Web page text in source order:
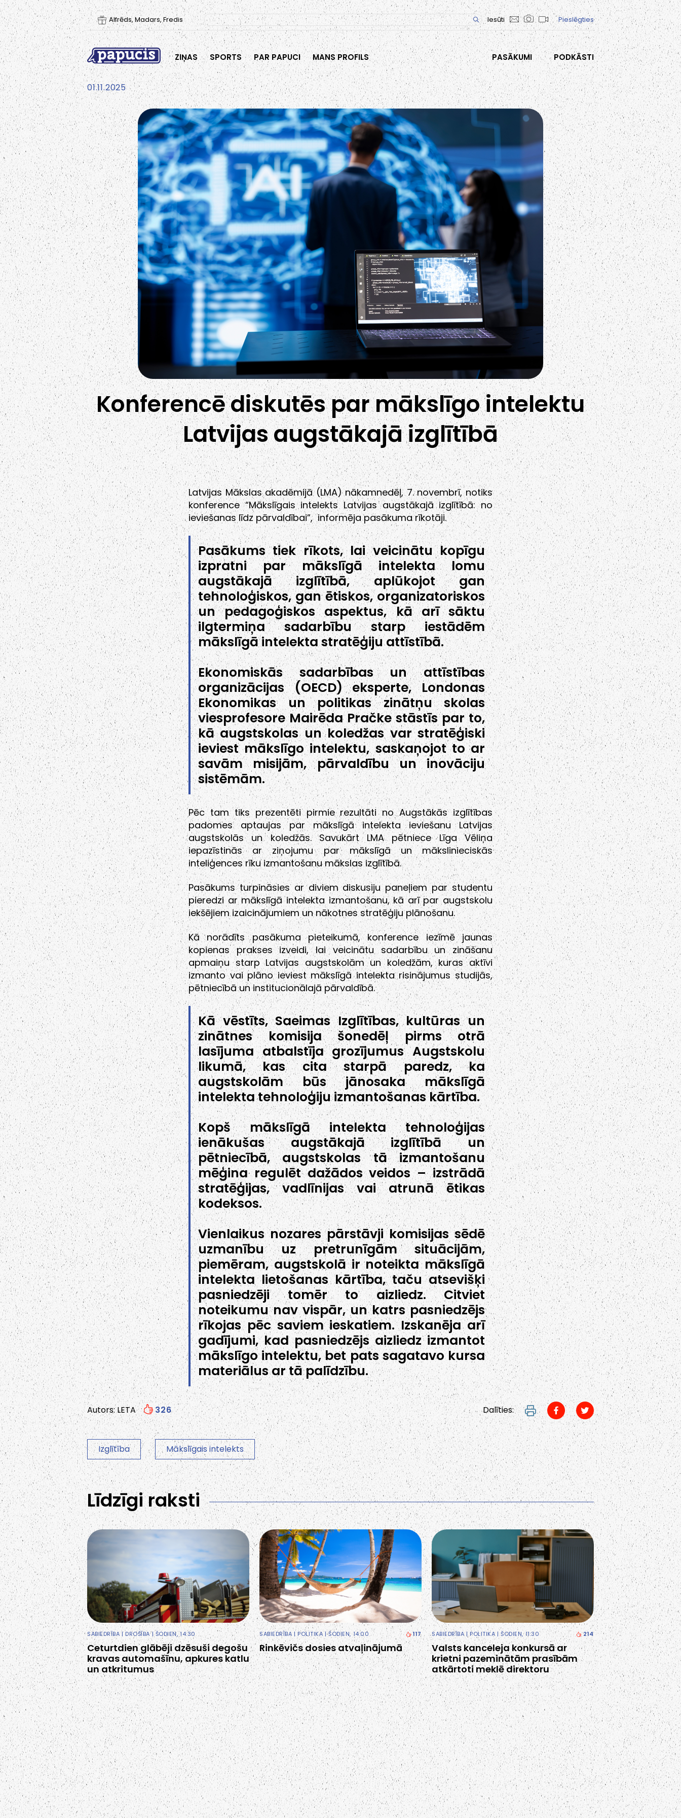
Alfrēds, Madars, Fredis Iesūti Pieslēgties
ZIŅAS SPORTS PAR PAPUCI MANS PROFILS PASĀKUMI PODKĀSTI
01.11.2025
Konferencē diskutēs par mākslīgo intelektu
Latvijas augstākajā izglītībā
Latvijas Mākslas akadēmijā (LMA) nākamnedēļ, 7. novembrī, notiks
konference “Mākslīgais intelekts Latvijas augstākajā izglītībā: no
ieviešanas līdz pārvaldībai”, informēja pasākuma rīkotāji.
Pasākums tiek rīkots, lai veicinātu kopīgu
izpratni par mākslīgā intelekta lomu
augstākajā izglītībā, aplūkojot gan
tehnoloģiskos, gan ētiskos, organizatoriskos
un pedagoģiskos aspektus, kā arī sāktu
ilgtermiņa sadarbību starp iestādēm
mākslīgā intelekta stratēģiju attīstībā.
Ekonomiskās sadarbības un attīstības
organizācijas (OECD) eksperte, Londonas
Ekonomikas un politikas zinātņu skolas
viesprofesore Mairēda Pračke stāstīs par to,
kā augstskolas un koledžas var stratēģiski
ieviest mākslīgo intelektu, saskaņojot to ar
savām misijām, pārvaldību un inovāciju
sistēmām.
Pēc tam tiks prezentēti pirmie rezultāti no Augstākās izglītības
padomes aptaujas par mākslīgā intelekta ieviešanu Latvijas
augstskolās un koledžās. Savukārt LMA pētniece Līga Vēliņa
iepazīstinās ar ziņojumu par mākslīgā un mākslinieciskās
inteliģences rīku izmantošanu mākslas izglītībā.
Pasākums turpināsies ar diviem diskusiju paneļiem par studentu
pieredzi ar mākslīgā intelekta izmantošanu, kā arī par augstskolu
iekšējiem izaicinājumiem un nākotnes stratēģiju plānošanu.
Kā norādīts pasākuma pieteikumā, konference iezīmē jaunas
kopienas prakses izveidi, lai veicinātu sadarbību un zināšanu
apmaiņu starp Latvijas augstskolām un koledžām, kuras aktīvi
izmanto vai plāno ieviest mākslīgā intelekta risinājumus studijās,
pētniecībā un institucionālajā pārvaldībā.
Kā vēstīts, Saeimas Izglītības, kultūras un
zinātnes komisija šonedēļ pirms otrā
lasījuma atbalstīja grozījumus Augstskolu
likumā, kas cita starpā paredz, ka
augstskolām būs jānosaka mākslīgā
intelekta tehnoloģiju izmantošanas kārtība.
Kopš mākslīgā intelekta tehnoloģijas
ienākušas augstākajā izglītībā un
pētniecībā, augstskolas tā izmantošanu
mēģina regulēt dažādos veidos – izstrādā
stratēģijas, vadlīnijas vai atrunā ētikas
kodeksos.
Vienlaikus nozares pārstāvji komisijas sēdē
uzmanību uz pretrunīgām situācijām,
piemēram, augstskolā ir noteikta mākslīgā
intelekta lietošanas kārtība, taču atsevišķi
pasniedzēji tomēr to aizliedz. Citviet
noteikumu nav vispār, un katrs pasniedzējs
rīkojas pēc saviem ieskatiem. Izskanēja arī
gadījumi, kad pasniedzējs aizliedz izmantot
mākslīgo intelektu, bet pats sagatavo kursa
materiālus ar tā palīdzību.
Autors: LETA 326 Dalīties:
Izglītība Mākslīgais intelekts
Līdzīgi raksti
SABIEDRĪBA |DROŠĪBA| ŠODIEN, 14:30
Ceturtdien glābēji dzēsuši degošu
kravas automašīnu, apkures katlu
un atkritumus
SABIEDRĪBA | POLITIKA| ŠODIEN, 14:00 117
Rinkēvičs dosies atvaļinājumā
SABIEDRĪBA|POLITIKA | ŠODIEN, 11:30 214
Valsts kanceleja konkursā ar
krietni pazeminātām prasībām
atkārtoti meklē direktoru